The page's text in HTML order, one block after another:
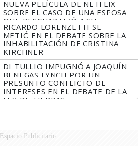
NUEVA PELÍCULA DE NETFLIX
SOBRE EL CASO DE UNA ESPOSA
QUE DESCUARTIZÓ A SU
MARIDO
RICARDO LORENZETTI SE
METIÓ EN EL DEBATE SOBRE LA
INHABILITACIÓN DE CRISTINA
KIRCHNER
DI TULLIO IMPUGNÓ A JOAQUÍN
BENEGAS LYNCH POR UN
PRESUNTO CONFLICTO DE
INTERESES EN EL DEBATE DE LA
LEY DE TIERRAS
Espacio Publicitario